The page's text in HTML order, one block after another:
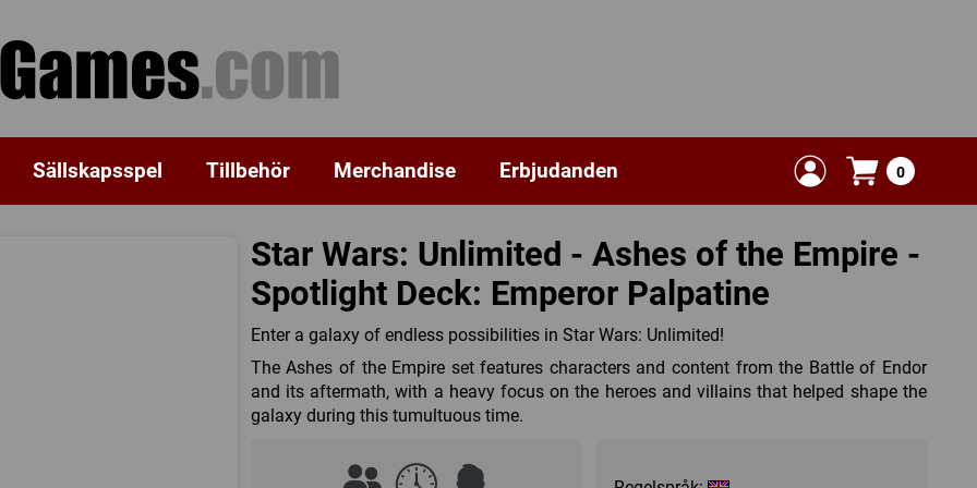
Sällskapsspel Tillbehör Merchandise Erbjudanden 0
Star Wars: Unlimited - Ashes of the Empire -
Spotlight Deck: Emperor Palpatine
Enter a galaxy of endless possibilities in Star Wars: Unlimited!
The Ashes of the Empire set features characters and content from the Battle of Endor
and its aftermath, with a heavy focus on the heroes and villains that helped shape the
galaxy during this tumultuous time.